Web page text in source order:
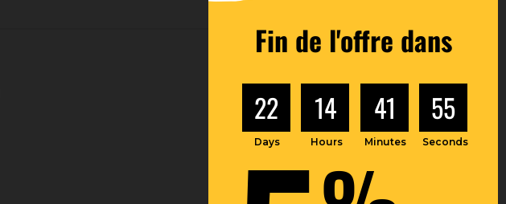
Fin de l'offre dans
22 14 41 54
Days Hours Minutes Seconds